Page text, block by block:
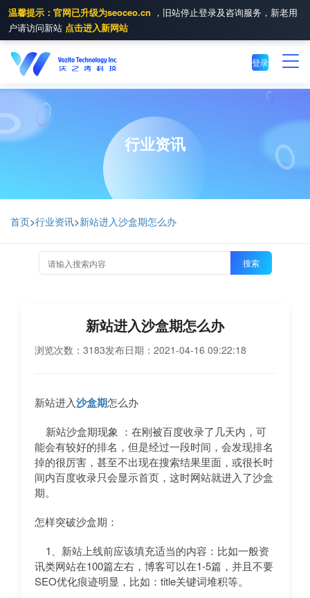
温馨提示：官网已升级为seoceo.cn ，旧站停止登录及咨询服务，新老用
户请访问新站 点击进入新网站
登录
行业资讯
首页>行业资讯>新站进入沙盒期怎么办
搜索
新站进入沙盒期怎么办
浏览次数：3183发布日期：2021-04-16 09:22:18
新站进入沙盒期怎么办
新站沙盒期现象 ：在刚被百度收录了几天内，可
能会有较好的排名，但是经过一段时间，会发现排名
掉的很厉害，甚至不出现在搜索结果里面，或很长时
间内百度收录只会显示首页，这时网站就进入了沙盒
期。
怎样突破沙盒期：
1、新站上线前应该填充适当的内容：比如一般资
讯类网站在100篇左右，博客可以在1-5篇，并且不要
SEO优化痕迹明显，比如：title关键词堆积等。